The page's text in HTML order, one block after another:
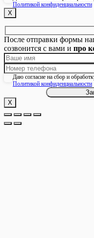
Политикой конфиденциальности
Х
После отправки формы
созвонится с вами и про
Даю согласие на сбор и
Политикой конфиденциальности
Х